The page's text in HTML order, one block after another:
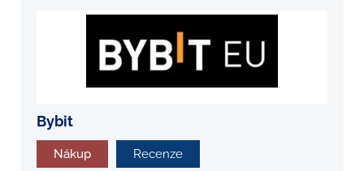
Bybit
Nákup Recenze